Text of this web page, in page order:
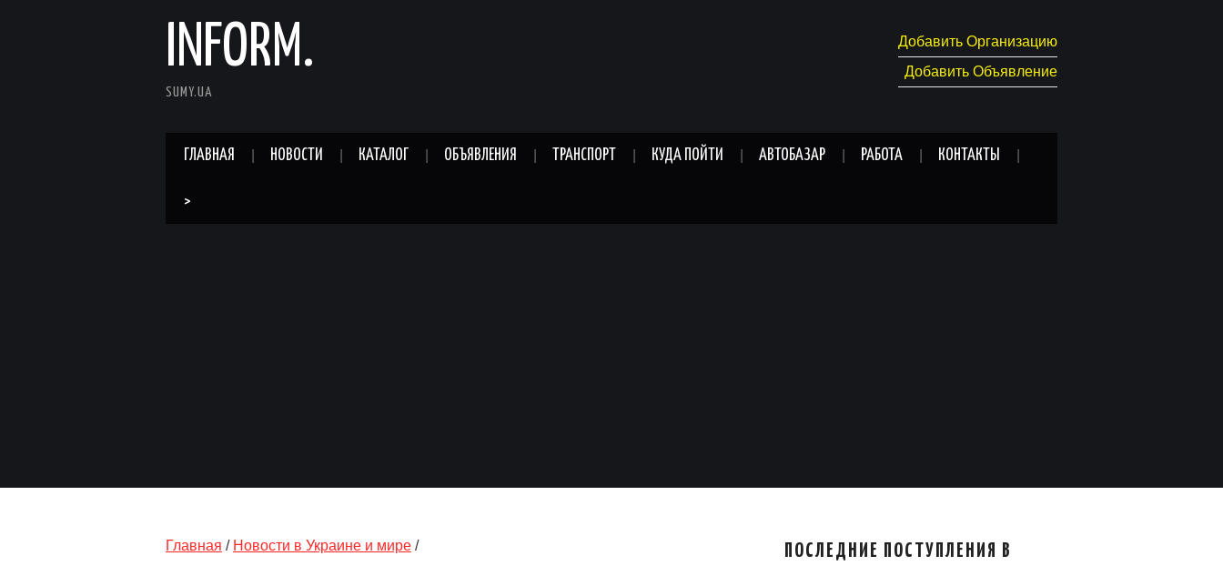
INFORM.
SUMY.UA
Добавить Организацию
Добавить Объявление
ГЛАВНАЯ НОВОСТИ КАТАЛОГ ОБЪЯВЛЕНИЯ ТРАНСПОРТ КУДА ПОЙТИ АВТОБАЗАР РАБОТА КОНТАКТЫ
>
Главная / Новости в Украине и мире /
ПОСЛЕДНИЕ ПОСТУПЛЕНИЯ В